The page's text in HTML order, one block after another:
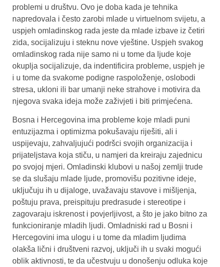
problemi u društvu. Ovo je doba kada je tehnika
napredovala i često zarobi mlade u virtuelnom svijetu, a
uspjeh omladinskog rada jeste da mlade izbave iz četiri
zida, socijalizuju i steknu nove vještine. Uspjeh svakog
omladinskog rada nije samo ni u tome da ljude koje
okuplja socijalizuje, da indentificira probleme, uspjeh je
i u tome da svakome podigne raspoloženje, oslobodi
stresa, ukloni ili bar umanji neke strahove i motivira da
njegova svaka ideja može zaživjeti i biti primjećena.
Bosna i Hercegovina ima probleme koje mladi puni
entuzijazma i optimizma pokušavaju riješiti, ali i
uspijevaju, zahvaljujući podršci svojih organizacija i
prijateljstava koja stiču, u namjeri da kreiraju zajednicu
po svojoj mjeri. Omladinski klubovi u našoj zemlji trude
se da slušaju mlade ljude, promovišu pozitivne ideje,
uključuju ih u dijaloge, uvažavaju stavove i mišljenja,
poštuju prava, preispituju predrasude i stereotipe i
zagovaraju iskrenost i povjerljivost, a što je jako bitno za
funkcioniranje mladih ljudi. Omladniski rad u Bosni i
Hercegovini ima ulogu i u tome da mladim ljudima
olakša lični i društveni razvoj, uključi ih u svaki mogući
oblik aktivnosti, te da učestvuju u donošenju odluka koje